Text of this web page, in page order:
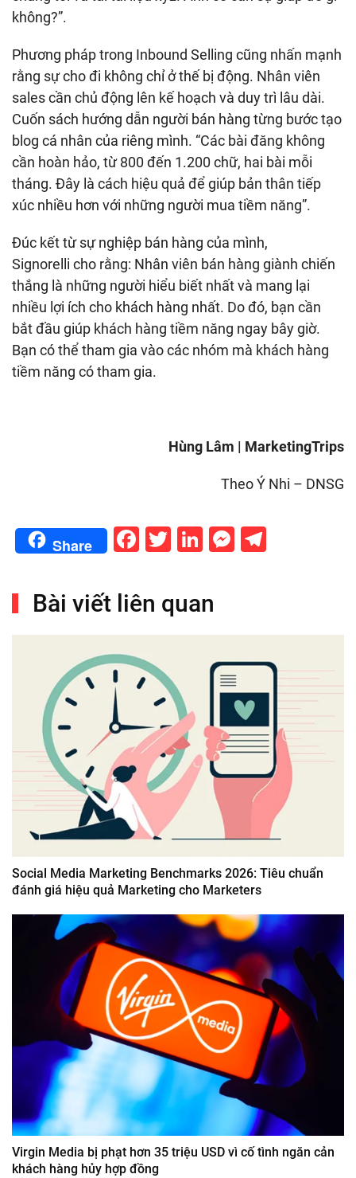
không?”.
Phương pháp trong Inbound Selling cũng nhấn mạnh
rằng sự cho đi không chỉ ở thế bị động. Nhân viên
sales cần chủ động lên kế hoạch và duy trì lâu dài.
Cuốn sách hướng dẫn người bán hàng từng bước tạo
blog cá nhân của riêng mình. “Các bài đăng không
cần hoàn hảo, từ 800 đến 1.200 chữ, hai bài mỗi
tháng. Đây là cách hiệu quả để giúp bản thân tiếp
xúc nhiều hơn với những người mua tiềm năng”.
Đúc kết từ sự nghiệp bán hàng của mình,
Signorelli cho rằng: Nhân viên bán hàng giành chiến
thắng là những người hiểu biết nhất và mang lại
nhiều lợi ích cho khách hàng nhất. Do đó, bạn cần
bắt đầu giúp khách hàng tiềm năng ngay bây giờ.
Bạn có thể tham gia vào các nhóm mà khách hàng
tiềm năng có tham gia.
Hùng Lâm | MarketingTrips
Theo Ý Nhi – DNSG
Share Facebook
Twitter
LinkedIn
Bài viết liên quan
Social Media Marketing Benchmarks 2026: Tiêu chuẩn
đánh giá hiệu quả Marketing cho Marketers
Virgin Media bị phạt hơn 35 triệu USD vì cố tình ngăn cản
khách hàng hủy hợp đồng